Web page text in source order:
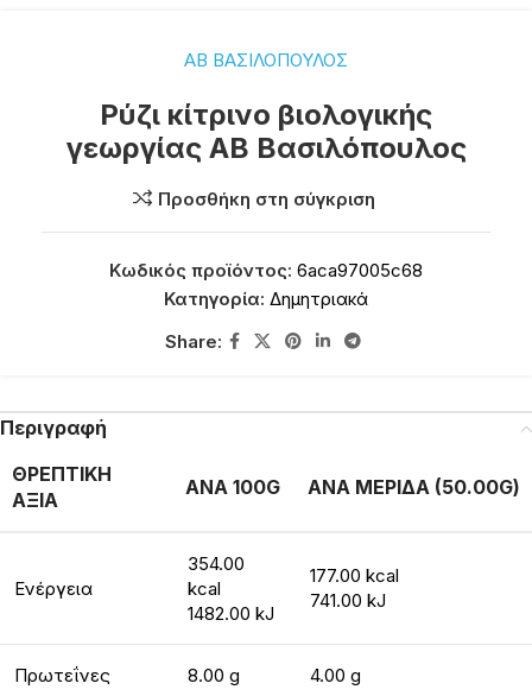
ΑΒ ΒΑΣΙΛΟΠΟΥΛΟΣ
Ρύζι κίτρινο βιολογικής
γεωργίας ΑΒ Βασιλόπουλος
Προσθήκη στη σύγκριση
Κωδικός προϊόντος: 6aca97005c68
Κατηγορία: Δημητριακά
Share:
Περιγραφή
ΘΡΕΠΤΙΚΗ
ΑΞΙΑ
ΑΝΑ 100G ΑΝΑ ΜΕΡΙΔΑ (50.00G)
Ενέργεια
354.00
kcal
1482.00 kJ
177.00 kcal
741.00 kJ
Πρωτεΐνες 8.00 g 4.00 g